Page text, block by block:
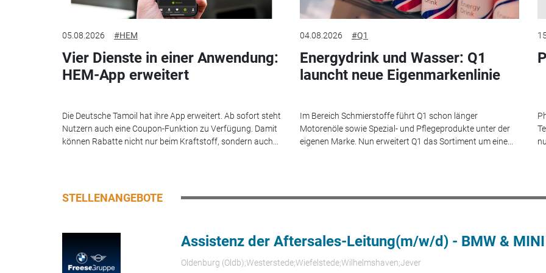
05.08.2026 #HEM
Vier Dienste in einer Anwendung:
HEM-App erweitert
Die Deutsche Tamoil hat ihre App erweitert. Ab sofort steht
Nutzern auch eine Coupon-Funktion zu Verfügung. Damit
können Rabatte nicht nur beim Kraftstoff, sondern auch...
04.08.2026 #Q1
Energydrink und Wasser: Q1
launcht neue Eigenmarkenlinie
Im Bereich Schmierstoffe führt Q1 schon länger
Motorenöle sowie Spezial- und Pflegeprodukte unter der
eigenen Marke. Nun erweitert Q1 das Sortiment um eine...
STELLENANGEBOTE
Assistenz der Aftersales-Leitung(m/w/d) - BMW & MINI
Oldenburg (Oldb);Westerstede;Wiefelstede;Wilhelmshaven;Jever